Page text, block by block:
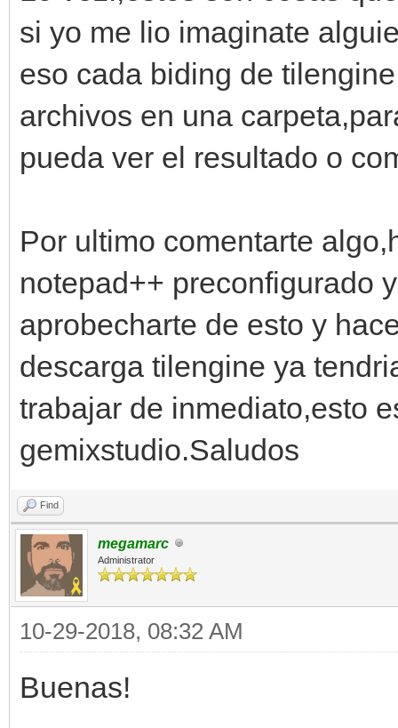
si yo me lio imaginate
eso cada biding de
archivos en una
pueda ver el resultado o
Por ultimo comentarte
notepad++ preconfigurado
aprobecharte de esto y
descarga tilengine ya
trabajar de inmediato,esto
gemixstudio.Saludos
Find
megamarc
Administrator
10-29-2018, 08:32 AM
Buenas!